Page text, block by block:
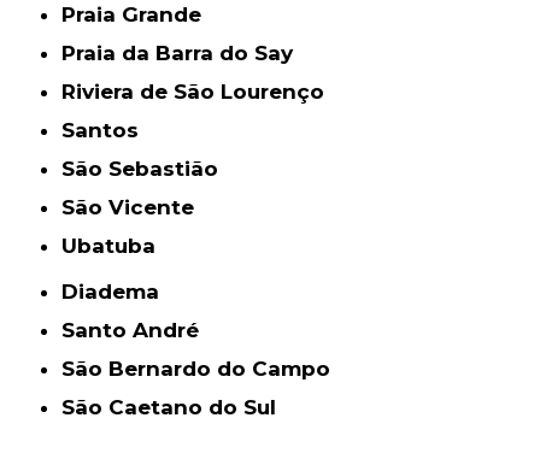
Praia Grande
Praia da Barra do Say
Riviera de São Lourenço
Santos
São Sebastião
São Vicente
Ubatuba
Diadema
Santo André
São Bernardo do Campo
São Caetano do Sul